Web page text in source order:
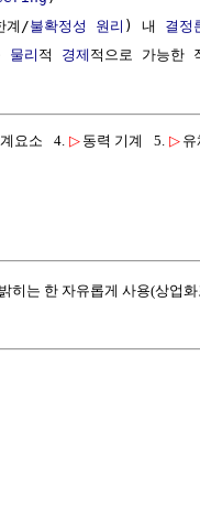
계/불확정성 원리 ) 내 결정
물리 적 경제
요소 4. ▷ 동력 기계 5. ▷ 유
히는 한 자유롭게 사용(상업